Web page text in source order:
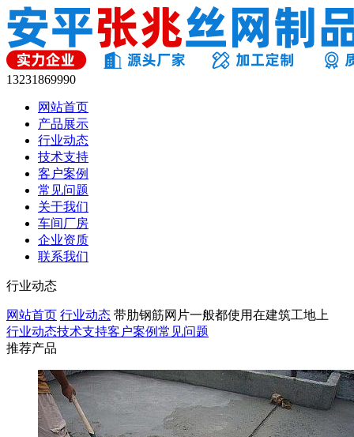
13231869990
网站首页
产品展示
行业动态
技术支持
客户案例
常见问题
关于我们
车间厂房
企业资质
联系我们
行业动态
网站首页 行业动态 带肋钢筋网片一般都使用在建筑工地上
行业动态技术支持客户案例常见问题
推荐产品